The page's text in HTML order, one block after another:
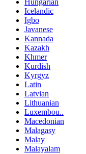
Icelandic
Igbo
Javanese
Kannada
Kazakh
Khmer
Kurdish
Kyrgyz
Latin
Latvian
Lithuanian
Luxembou..
Macedonian
Malagasy
Malay
Malayalam